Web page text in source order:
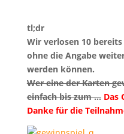
tl;dr
Wir verlosen 10
ohne die Angabe
werden können.
Wer eine der Karten
einfach bis zum … Das
Danke für die